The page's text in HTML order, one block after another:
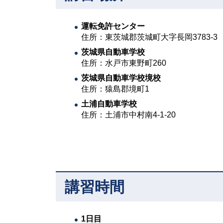
運転免許センター
住所：東茨城郡茨城町大字長岡3783-3
茨城県自動車学校
住所：水戸市東野町260
茨城県自動車学校境校
住所：猿島郡境町1
土浦自動車学校
住所：土浦市中村南4-1-20
講習時間
1日目